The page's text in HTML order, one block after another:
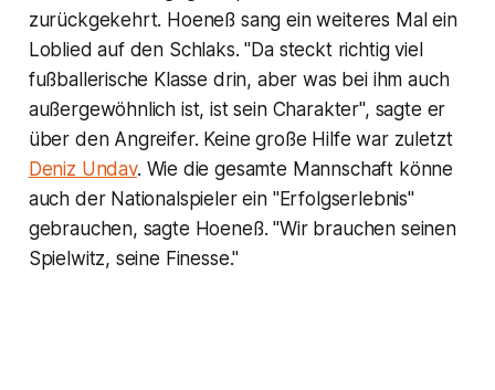
zurückgekehrt. Hoeneß sang ein weiteres Mal ein
Loblied auf den Schlaks. "Da steckt richtig viel
fußballerische Klasse drin, aber was bei ihm auch
außergewöhnlich ist, ist sein Charakter", sagte er
über den Angreifer. Keine große Hilfe war zuletzt
Deniz Undav. Wie die gesamte Mannschaft könne
auch der Nationalspieler ein "Erfolgserlebnis"
gebrauchen, sagte Hoeneß. "Wir brauchen seinen
Spielwitz, seine Finesse."